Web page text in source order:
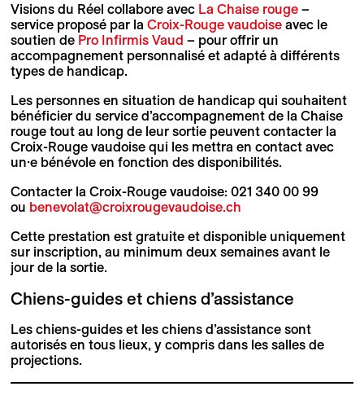
Visions du Réel collabore avec La Chaise rouge–
service proposé par la Croix-Rouge vaudoiseavec le
soutien de Pro Infirmis Vaud – pour offrir un
accompagnement personnalisé et adapté à différents
types de handicap.
Les personnes en situation de handicap qui souhaitent
bénéficier du service d’accompagnement de la Chaise
rouge tout au long de leur sortie peuvent contacter la
Croix-Rouge vaudoise qui les mettra en contact avec
un·e bénévole en fonction des disponibilités.
Contacter la Croix-Rouge vaudoise: 021 340 00 99
ou benevolat@croixrougevaudoise.ch
Cette prestation est gratuite et disponible uniquement
sur inscription, au minimum deux semaines avant le
jour de la sortie.
Chiens-guides et chiens d’assistance
Les chiens-guides et les chiens d’assistance sont
autorisés en tous lieux, y compris dans les salles de
projections.